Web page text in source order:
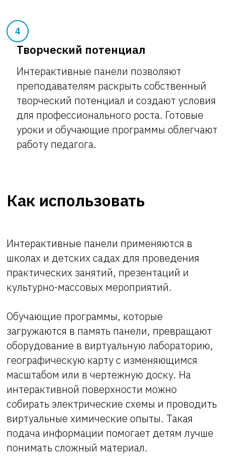
4
Творческий потенциал
Интерактивные панели позволяют
преподавателям раскрыть собственный
творческий потенциал и создают условия
для профессионального роста. Готовые
уроки и обучающие программы облегчают
работу педагога.
Как использовать
Интерактивные панели применяются в
школах и детских садах для проведения
практических занятий, презентаций и
культурно-массовых мероприятий.
Обучающие программы, которые
загружаются в память панели, превращают
оборудование в виртуальную лабораторию,
географическую карту с изменяющимся
масштабом или в чертежную доску. На
интерактивной поверхности можно
собирать электрические схемы и проводить
виртуальные химические опыты. Такая
подача информации помогает детям лучше
понимать сложный материал.